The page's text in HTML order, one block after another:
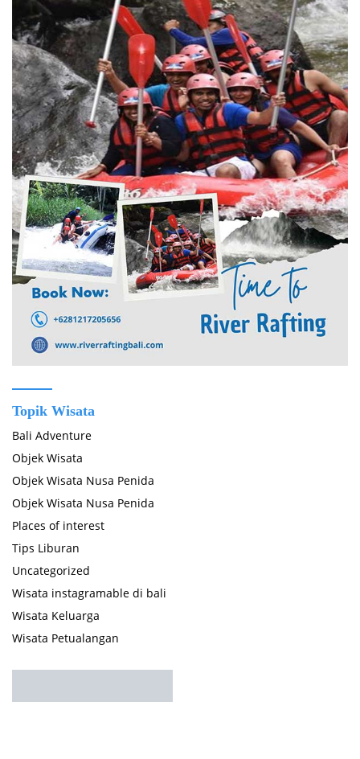
Topik Wisata
Bali Adventure
Objek Wisata
Objek Wisata Nusa Penida
Objek Wisata Nusa Penida
Places of interest
Tips Liburan
Uncategorized
Wisata instagramable di bali
Wisata Keluarga
Wisata Petualangan